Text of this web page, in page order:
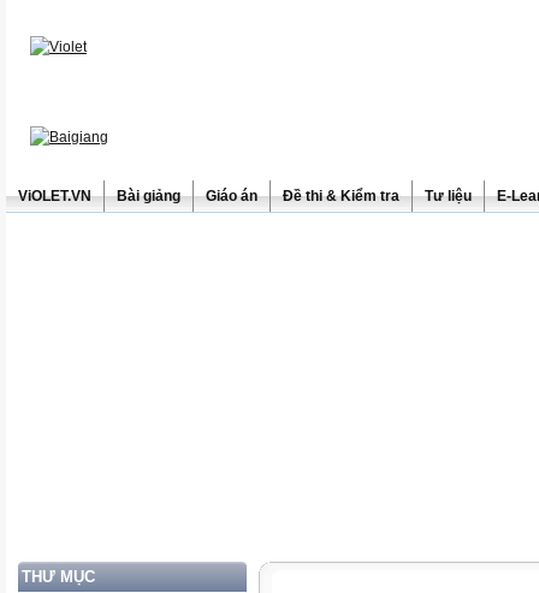
ViOLET.VN Bài giảng Giáo án Đề thi & Kiểm tra Tư liệu E-
THƯ MỤC